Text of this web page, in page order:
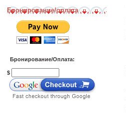
Бронирование/оплата
Бронирование/Оплата:
$